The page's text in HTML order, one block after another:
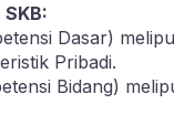
Dasar)
Pribadi.
Bidang)